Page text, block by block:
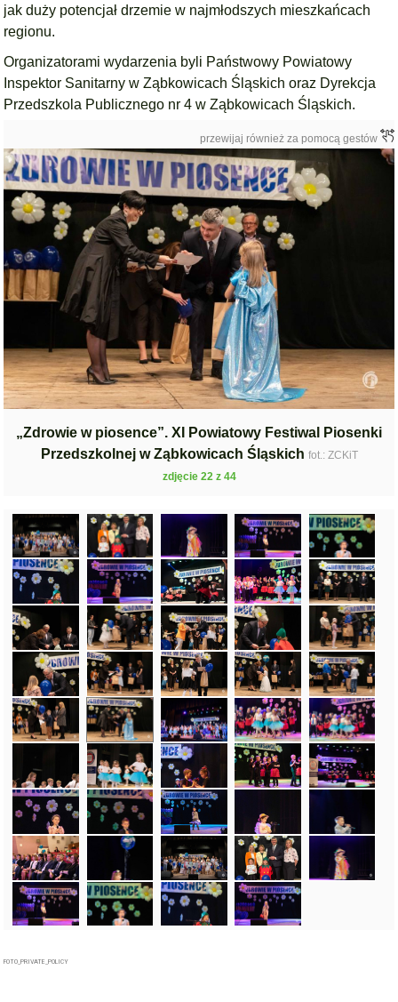
jak duży potencjał drzemie w najmłodszych mieszkańcach
regionu.
Organizatorami wydarzenia byli Państwowy Powiatowy
Inspektor Sanitarny w Ząbkowicach Śląskich oraz Dyrekcja
Przedszkola Publicznego nr 4 w Ząbkowicach Śląskich.
przewijaj również za pomocą gestów
„Zdrowie w piosence”. XI Powiatowy Festiwal Piosenki
Przedszkolnej w Ząbkowicach Śląskich fot.: ZCKiT
zdjęcie 22 z 44
FOTO_PRIVATE_POLICY